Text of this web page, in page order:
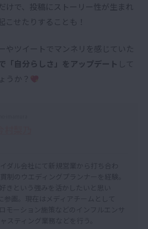
けで、投稿にストーリー性が生まれ
こせたりすることも！
やツイートでマンネリを感じていた
「自分らしさ」をアップデート して
うか？